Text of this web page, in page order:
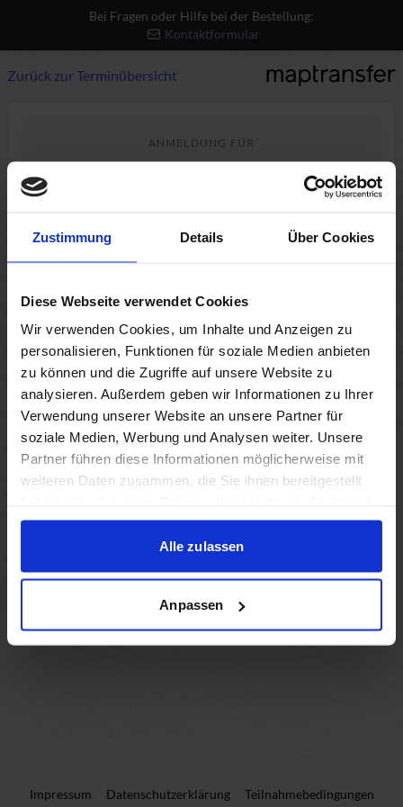
Zustimmung Details Über Cookies
Diese Webseite verwendet Cookies
Wir verwenden Cookies, um Inhalte und Anzeigen zu
personalisieren, Funktionen für soziale Medien anbieten
zu können und die Zugriffe auf unsere Website zu
analysieren. Außerdem geben wir Informationen zu Ihrer
Verwendung unserer Website an unsere Partner für
soziale Medien, Werbung und Analysen weiter. Unsere
Partner führen diese Informationen möglicherweise mit
weiteren Daten zusammen, die Sie ihnen bereitgestellt
gesammelt haben.
Alle zulassen
Anpassen
Bei Fragen oder Hilfe bei der Bestellung:
Kontaktformular
Zurück zur Terminübersicht
ANMELDUNG FÜR
Do., 10.12.2026, 09:00 - 13:00
Fortgeschritten
489€ p.P. zzgl. USt.
1 2 3 4
Teilnehmer:innen (0)
Weiter
Impressum Datenschutzerklärung Teilnahmebedingungen